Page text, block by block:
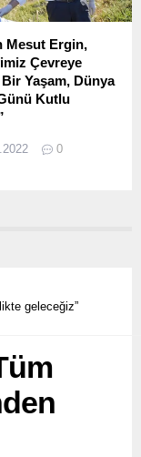
Mesut Ergin,
Çevreye
Bir Yaşam, Dünya
Kutlu
bir mesaj
Ayvalık Belediye
zeytin ağaçları
ve
çevreye
0
geleceğiz”